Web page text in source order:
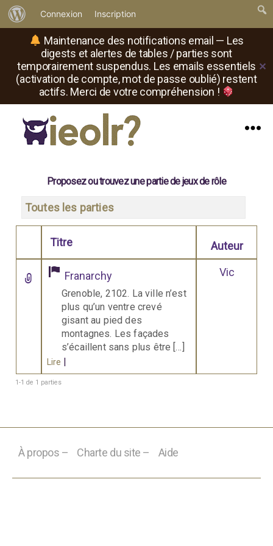
Maintenance des notifications email — Les
digests et alertes de tables / parties sont
temporairement suspendus. Les emails essentiels
(activation de compte, mot de passe oublié) restent
actifs. Merci de votre compréhension !
✕
propos
de
WordPress
Connexion Inscription
rôliste
Proposez ou trouvez une partie de jeux de rôle
Toutes les parties
Comporte des pièces jointes
Titre Auteur
Franarchy
Grenoble, 2102. La ville n’est
plus qu’un ventre crevé
gisant au pied des
montagnes. Les façades
s’écaillent sans plus être […]
Lire |
Vic
1-1 de 1 parties
À propos – Charte du site – Aide